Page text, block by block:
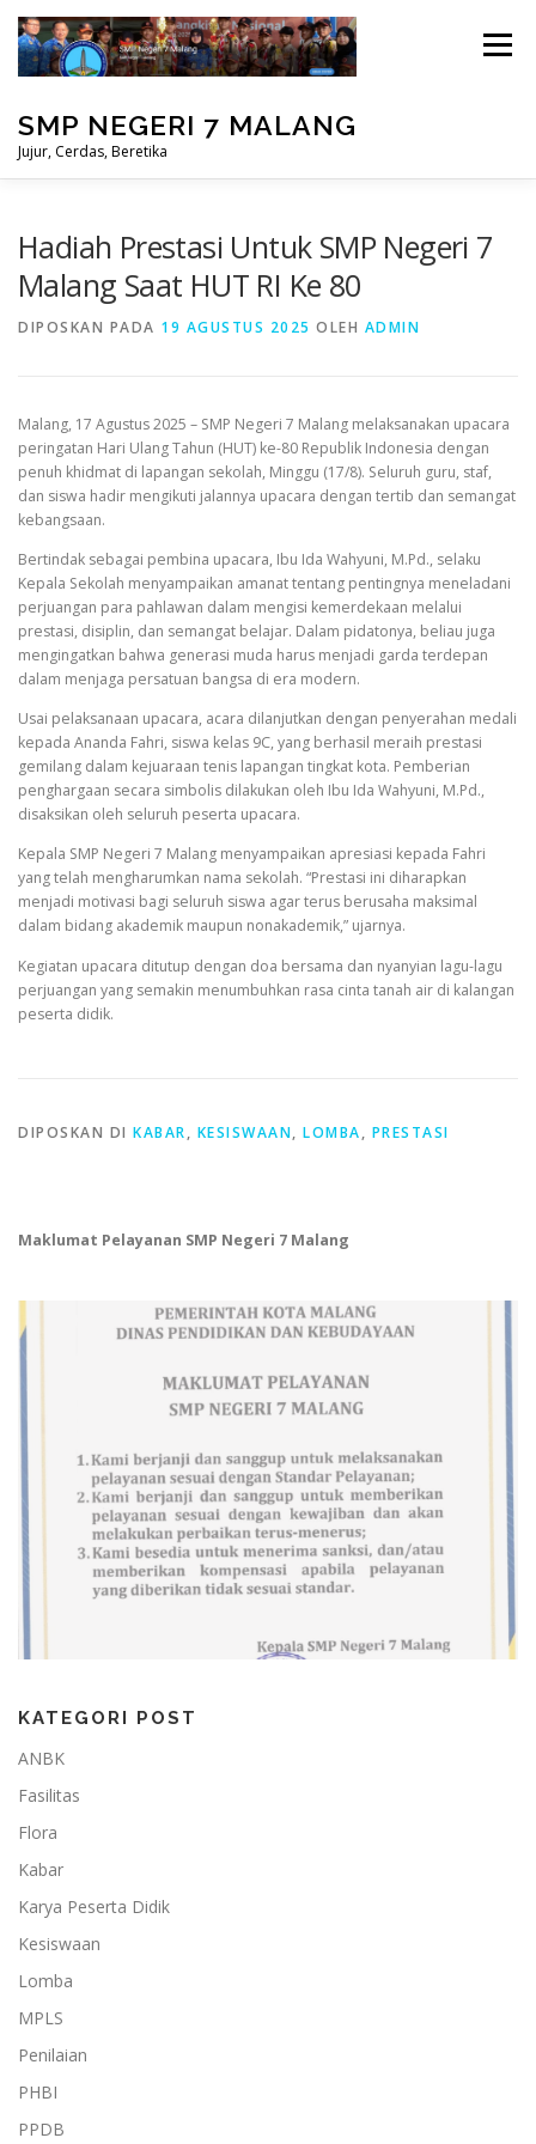
konten
SMP NEGERI 7 MALANG
Jujur, Cerdas, Beretika
Menu
Hadiah Prestasi Untuk SMP Negeri 7
Malang Saat HUT RI Ke 80
DIPOSKAN PADA 19 AGUSTUS 2025 OLEH ADMIN
Malang, 17 Agustus 2025 – SMP Negeri 7 Malang melaksanakan upacara
peringatan Hari Ulang Tahun (HUT) ke-80 Republik Indonesia dengan
penuh khidmat di lapangan sekolah, Minggu (17/8). Seluruh guru, staf,
dan siswa hadir mengikuti jalannya upacara dengan tertib dan semangat
kebangsaan.
Bertindak sebagai pembina upacara, Ibu Ida Wahyuni, M.Pd., selaku
Kepala Sekolah menyampaikan amanat tentang pentingnya meneladani
perjuangan para pahlawan dalam mengisi kemerdekaan melalui
prestasi, disiplin, dan semangat belajar. Dalam pidatonya, beliau juga
mengingatkan bahwa generasi muda harus menjadi garda terdepan
dalam menjaga persatuan bangsa di era modern.
Usai pelaksanaan upacara, acara dilanjutkan dengan penyerahan medali
kepada Ananda Fahri, siswa kelas 9C, yang berhasil meraih prestasi
gemilang dalam kejuaraan tenis lapangan tingkat kota. Pemberian
penghargaan secara simbolis dilakukan oleh Ibu Ida Wahyuni, M.Pd.,
disaksikan oleh seluruh peserta upacara.
Kepala SMP Negeri 7 Malang menyampaikan apresiasi kepada Fahri
yang telah mengharumkan nama sekolah. “Prestasi ini diharapkan
menjadi motivasi bagi seluruh siswa agar terus berusaha maksimal
dalam bidang akademik maupun nonakademik,” ujarnya.
Kegiatan upacara ditutup dengan doa bersama dan nyanyian lagu-lagu
perjuangan yang semakin menumbuhkan rasa cinta tanah air di kalangan
peserta didik.
DIPOSKAN DI KABAR, KESISWAAN, LOMBA, PRESTASI
Maklumat Pelayanan SMP Negeri 7 Malang
KATEGORI POST
ANBK
Fasilitas
Flora
Kabar
Karya Peserta Didik
Kesiswaan
Lomba
MPLS
Penilaian
PHBI
PPDB